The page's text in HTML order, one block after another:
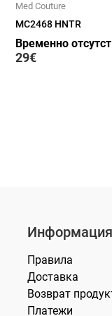
Med Couture
MC2468 HNTR
Временно
29€
Информация
Правилa
Доставка
Возврат
Платежи